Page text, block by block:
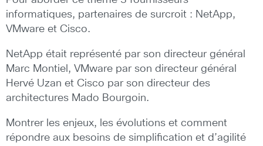
informatiques, partenaires de surcroit : NetApp,
VMware et Cisco.
NetApp était représenté par son directeur général
Marc Montiel, VMware par son directeur général
Hervé Uzan et Cisco par son directeur des
architectures Mado Bourgoin.
Montrer les enjeux, les évolutions et comment
répondre aux besoins de simplification et d’agilité